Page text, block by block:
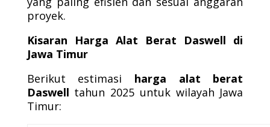
proyek.
Kisaran Harga Alat Berat Daswell di
Jawa Timur
Berikut estimasi harga alat berat
Daswell tahun 2025 untuk wilayah Jawa
Timur: